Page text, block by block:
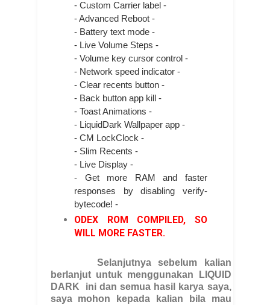
- Custom Carrier label -
- Advanced Reboot -
- Battery text mode -
- Live Volume Steps -
- Volume key cursor control -
- Network speed indicator -
- Clear recents button -
- Back button app kill -
- Toast Animations -
- LiquidDark Wallpaper app -
- CM LockClock -
- Slim Recents -
- Live Display -
- Get more RAM and faster
responses by disabling verify-
bytecode! -
ODEX ROM COMPILED, SO
WILL MORE FASTER.
Selanjutnya sebelum kalian
berlanjut untuk menggunakan LIQUID
DARK ini dan semua hasil karya saya,
saya mohon kepada kalian bila mau